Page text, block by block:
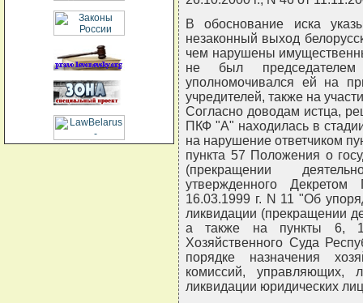
В обоснование иска
незаконный выход
чем нарушены
не был
уполномочивался ей на
учредителей, также на
Согласно доводам истца,
ПКФ "А" находилась в
на нарушение ответчиком
пункта 57 Положения о
(прекращении
утвержденного Декретом
16.03.1999 г. N 11 "Об
ликвидации (прекращении
а также на пункты 6,
Хозяйственного Суда
порядке назначения
комиссий, управляющих,
ликвидации юридических